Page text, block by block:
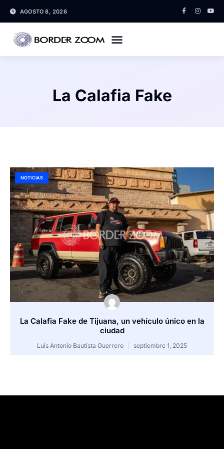
AGOSTO 8, 2026
La Calafia Fake
NOTICIAS
La Calafia Fake de Tijuana, un vehículo único en la
ciudad
Luis Antonio Bautista Guerrero septiembre 1, 2025